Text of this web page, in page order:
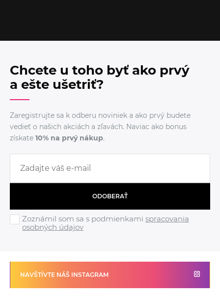
Chcete u toho byť ako prvý
a ešte ušetriť?
Zaregistrujte sa k odberu noviniek a ako prvý budete
vedieť o našich akciách a zľavách. Naviac ako bonus
získate 10% na prvý nákup.
ODOBERAŤ
Zoznámil som sa s podmienkami spracovania
osobných údajov
NAVŠTÍVTE NÁŠ INSTAGRAM